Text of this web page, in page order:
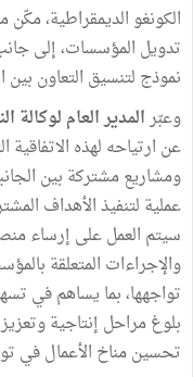
الكونغو الديمقراطية،
تدويل المؤسسات، إلى
نموذج لتنسيق التعاون
وعبّرالمدير العام
عن ارتياحه لهذه
ومشاريع مشتركة بين
عملية لتنفيذ الأهداف
سيتم العمل على إرساء
والإجراءات المتعلقة
تواجهها، بما يساهم في
بلوغ مراحل إنتاجية
تحسين مناخ الأعمال في